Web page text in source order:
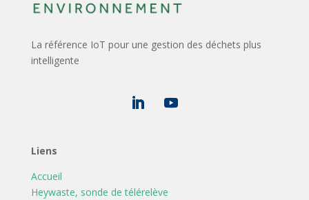
La référence IoT pour une gestion des déchets plus
intelligente
Liens
Accueil
Heywaste, sonde de télérelève